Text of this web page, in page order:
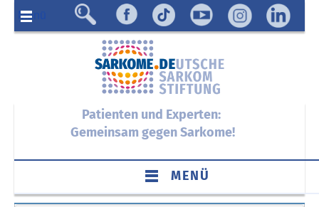
Menü
Patienten und Experten:
Gemeinsam gegen Sarkome!
MENÜ